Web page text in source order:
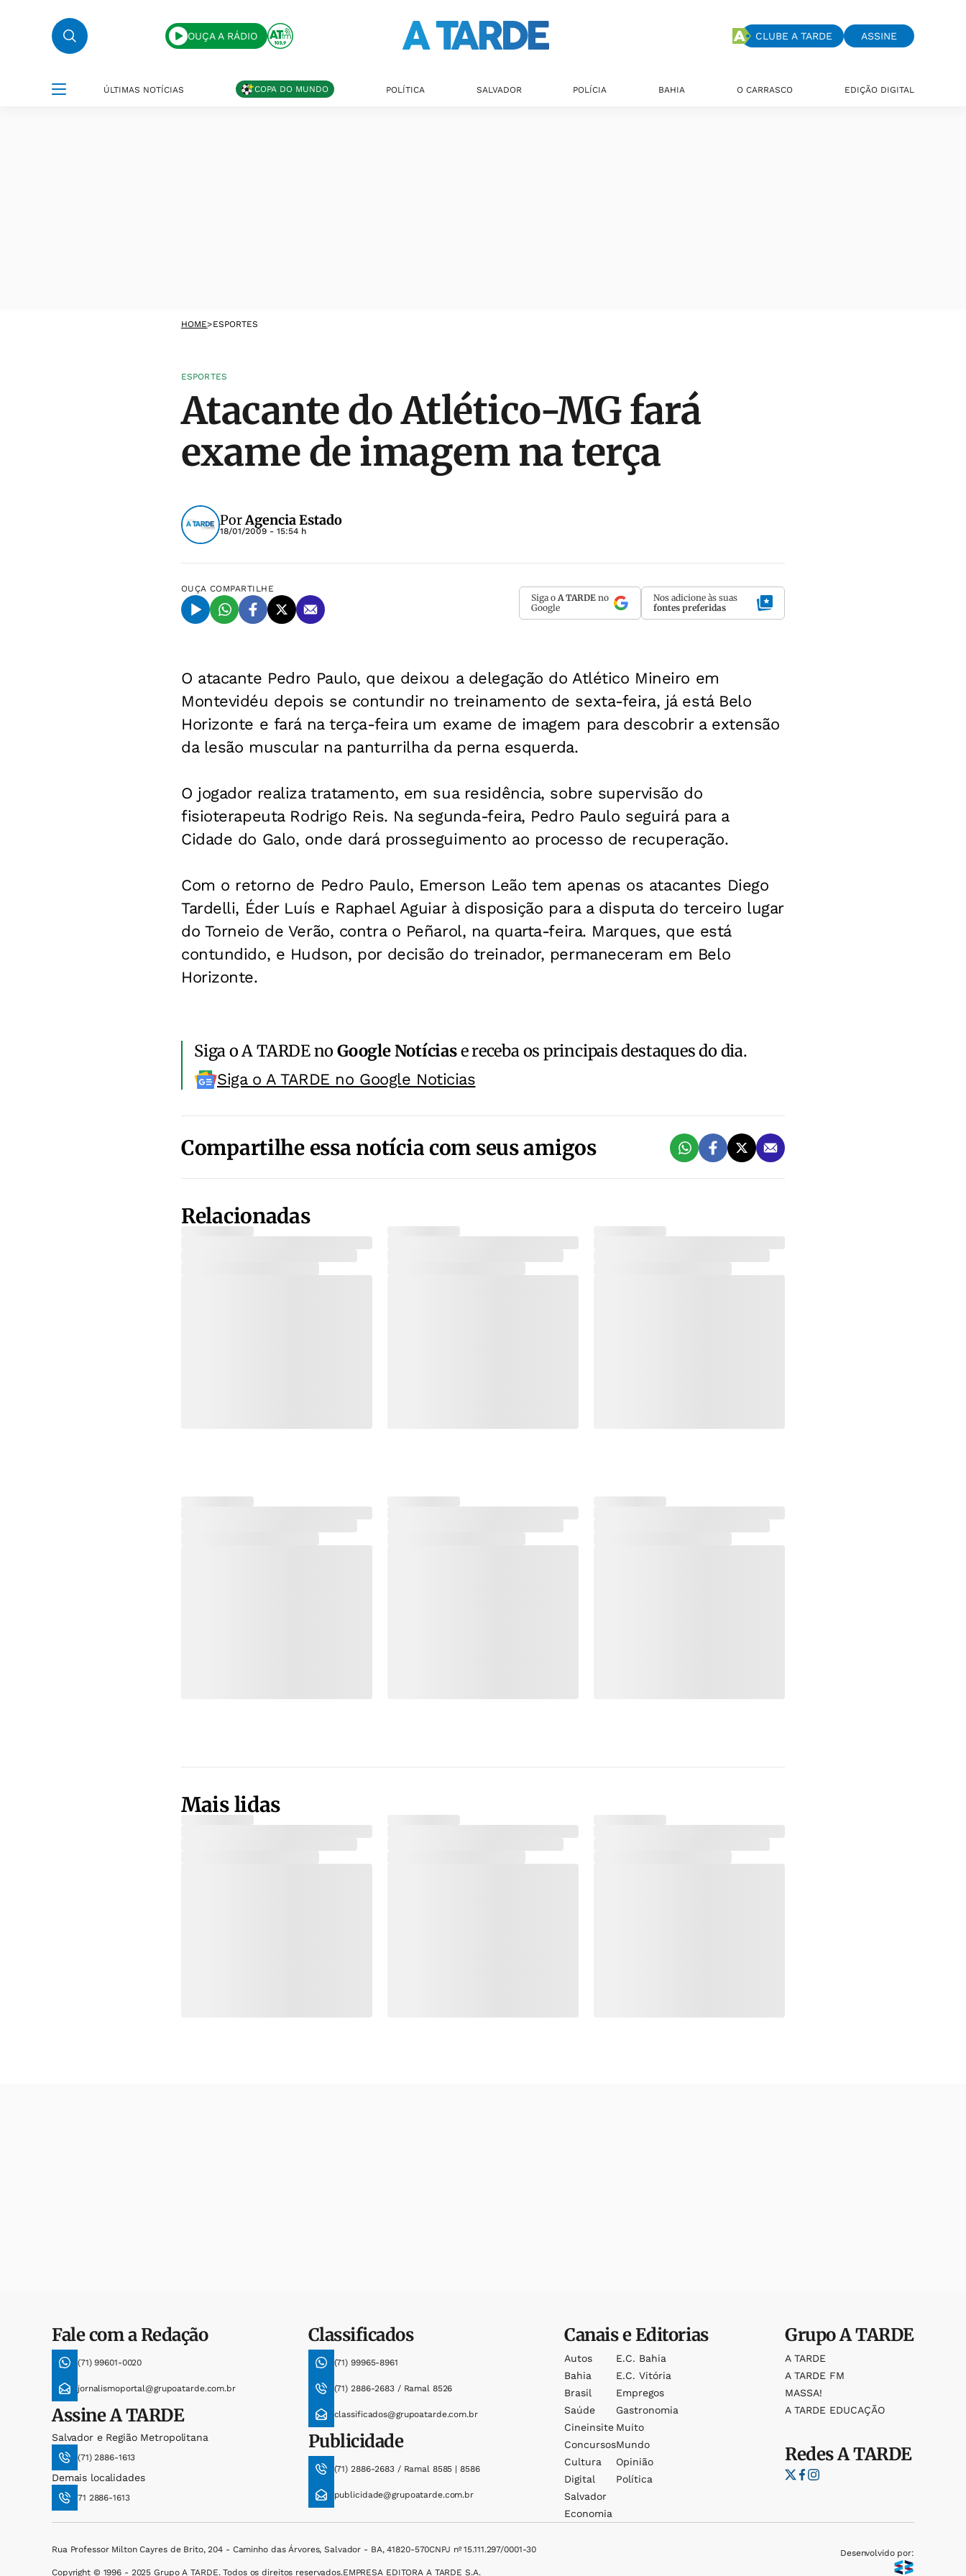
OUÇA A RÁDIO CLUBE A TARDE ASSINE
ÚLTIMAS NOTÍCIAS COPA DO MUNDO POLÍTICA SALVADOR POLÍCIA BAHIA O CARRASCO EDIÇÃO DIGITAL
HOME>ESPORTES
ESPORTES
Atacante do Atlético-MG fará
exame de imagem na terça
PorAgencia Estado
18/01/2009 - 15:54 h
OUÇA COMPARTILHE
Siga o A TARDE no
Google
Nos adicione às suas
fontes preferidas
O atacante Pedro Paulo, que deixou a delegação do Atlético Mineiro em
Montevidéu depois se contundir no treinamento de sexta-feira, já está Belo
Horizonte e fará na terça-feira um exame de imagem para descobrir a extensão
da lesão muscular na panturrilha da perna esquerda.
O jogador realiza tratamento, em sua residência, sobre supervisão do
fisioterapeuta Rodrigo Reis. Na segunda-feira, Pedro Paulo seguirá para a
Cidade do Galo, onde dará prosseguimento ao processo de recuperação.
Com o retorno de Pedro Paulo, Emerson Leão tem apenas os atacantes Diego
Tardelli, Éder Luís e Raphael Aguiar à disposição para a disputa do terceiro lugar
do Torneio de Verão, contra o Peñarol, na quarta-feira. Marques, que está
contundido, e Hudson, por decisão do treinador, permaneceram em Belo
Horizonte.
Siga o A TARDE noGoogle Notíciase receba os principais destaques do dia.
Siga o A TARDE no Google Noticias
Compartilhe essa notícia com seus amigos
Relacionadas
Mais lidas
Fale com a Redação
(71) 99601-0020
jornalismoportal@grupoatarde.com.br
AssineA TARDE
Salvador e Região Metropolitana
(71) 2886-1613
Demais localidades
71 2886-1613
Classificados
(71) 99965-8961
(71) 2886-2683 / Ramal 8526
classificados@grupoatarde.com.br
Publicidade
(71) 2886-2683 / Ramal 8585 | 8586
publicidade@grupoatarde.com.br
Canais e Editorias
Autos
Bahia
Brasil
Saúde
Cineinsite
Concursos
Cultura
Digital
Salvador
Economia
E.c. Bahia
E.c. Vitória
Empregos
Gastronomia
Muito
Mundo
Opinião
Política
GrupoA TARDE
A TARDE
A TARDE FM
MASSA!
A TARDE EDUCAÇÃO
RedesA TARDE
Rua Professor Milton Cayres de Brito, 204 - Caminho das Árvores, Salvador - BA, 41820-570CNPJ nº 15.111.297/0001-30
Copyright © 1996 - 2025 Grupo A TARDE. Todos os direitos reservados.EMPRESA EDITORA A TARDE S.A.
Desenvolvido por: